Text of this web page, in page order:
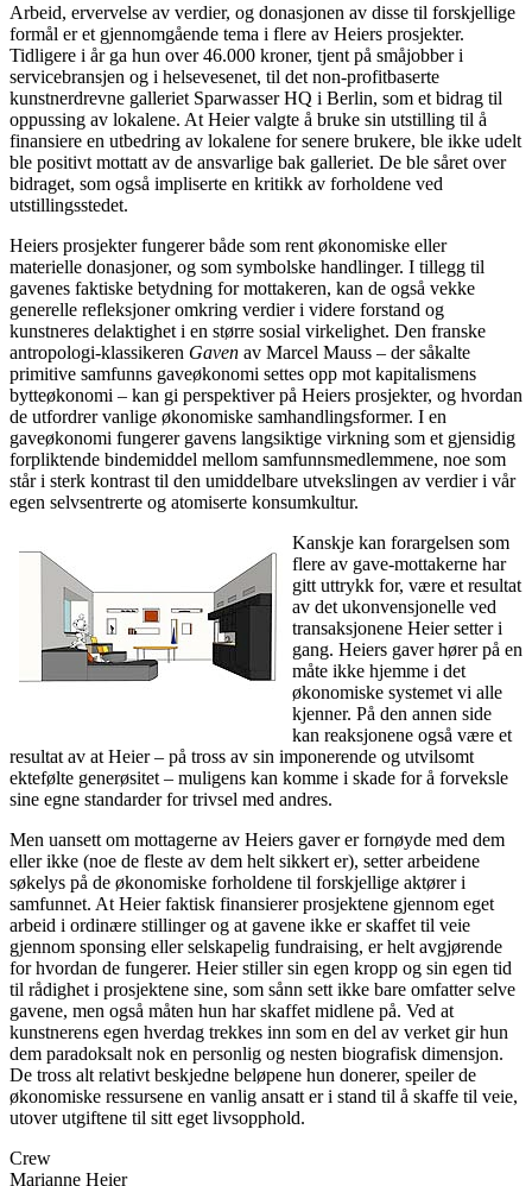
Arbeid, ervervelse av verdier, og donasjonen av disse til forskjellige
formål er et gjennomgående tema i flere av Heiers prosjekter.
Tidligere i år ga hun over 46.000 kroner, tjent på småjobber i
servicebransjen og i helsevesenet, til det non-profitbaserte
kunstnerdrevne galleriet Sparwasser HQ i Berlin, som et bidrag til
oppussing av lokalene. At Heier valgte å bruke sin utstilling til å
finansiere en utbedring av lokalene for senere brukere, ble ikke udelt
ble positivt mottatt av de ansvarlige bak galleriet. De ble såret over
bidraget, som også impliserte en kritikk av forholdene ved
utstillingsstedet.
Heiers prosjekter fungerer både som rent økonomiske eller
materielle donasjoner, og som symbolske handlinger. I tillegg til
gavenes faktiske betydning for mottakeren, kan de også vekke
generelle refleksjoner omkring verdier i videre forstand og
kunstneres delaktighet i en større sosial virkelighet. Den franske
antropologi-klassikeren Gaven av Marcel Mauss – der såkalte
primitive samfunns gaveøkonomi settes opp mot kapitalismens
bytteøkonomi – kan gi perspektiver på Heiers prosjekter, og hvordan
de utfordrer vanlige økonomiske samhandlingsformer. I en
gaveøkonomi fungerer gavens langsiktige virkning som et gjensidig
forpliktende bindemiddel mellom samfunnsmedlemmene, noe som
står i sterk kontrast til den umiddelbare utvekslingen av verdier i vår
egen selvsentrerte og atomiserte konsumkultur.
Kanskje kan forargelsen som
flere av gave-mottakerne har
gitt uttrykk for, være et resultat
av det ukonvensjonelle ved
transaksjonene Heier setter i
gang. Heiers gaver hører på en
måte ikke hjemme i det
økonomiske systemet vi alle
kjenner. På den annen side
kan reaksjonene også være et
resultat av at Heier – på tross av sin imponerende og utvilsomt
ektefølte generøsitet – muligens kan komme i skade for å forveksle
sine egne standarder for trivsel med andres.
Men uansett om mottagerne av Heiers gaver er fornøyde med dem
eller ikke (noe de fleste av dem helt sikkert er), setter arbeidene
søkelys på de økonomiske forholdene til forskjellige aktører i
samfunnet. At Heier faktisk finansierer prosjektene gjennom eget
arbeid i ordinære stillinger og at gavene ikke er skaffet til veie
gjennom sponsing eller selskapelig fundraising, er helt avgjørende
for hvordan de fungerer. Heier stiller sin egen kropp og sin egen tid
til rådighet i prosjektene sine, som sånn sett ikke bare omfatter selve
gavene, men også måten hun har skaffet midlene på. Ved at
kunstnerens egen hverdag trekkes inn som en del av verket gir hun
dem paradoksalt nok en personlig og nesten biografisk dimensjon.
De tross alt relativt beskjedne beløpene hun donerer, speiler de
økonomiske ressursene en vanlig ansatt er i stand til å skaffe til veie,
utover utgiftene til sitt eget livsopphold.
Crew
Marianne Heier